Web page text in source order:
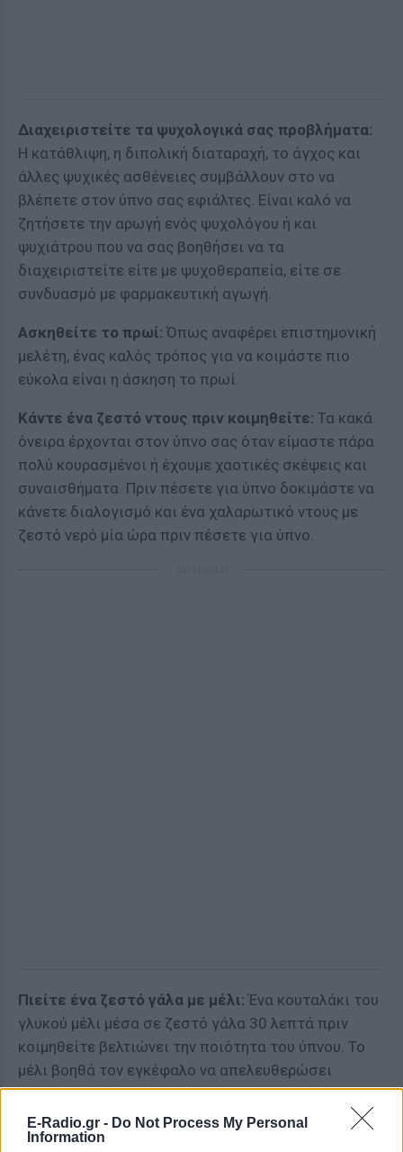
E-Radio.gr - Do Not Process My Personal
Information
Διαχειριστείτε τα ψυχολογικά σας προβλήματα:
Η κατάθλιψη, η διπολική διαταραχή, το άγχος και
άλλες ψυχικές ασθένειες συμβάλλουν στο να
βλέπετε στον ύπνο σας εφιάλτες. Είναι καλό να
ζητήσετε την αρωγή ενός ψυχολόγου ή και
ψυχιάτρου που να σας βοηθήσει να τα
διαχειριστείτε είτε με ψυχοθεραπεία, είτε σε
συνδυασμό με φαρμακευτική αγωγή.
Ασκηθείτε το πρωί: Όπως αναφέρει επιστημονική
μελέτη, ένας καλός τρόπος για να κοιμάστε πιο
εύκολα είναι η άσκηση το πρωί.
Κάντε ένα ζεστό ντους πριν κοιμηθείτε: Τα κακά
όνειρα έρχονται στον ύπνο σας όταν είμαστε πάρα
πολύ κουρασμένοι ή έχουμε χαοτικές σκέψεις και
συναισθήματα. Πριν πέσετε για ύπνο δοκιμάστε να
κάνετε διαλογισμό και ένα χαλαρωτικό ντους με
ζεστό νερό μία ώρα πριν πέσετε για ύπνο.
Πιείτε ένα ζεστό γάλα με μέλι: Ένα κουταλάκι του
γλυκού μέλι μέσα σε ζεστό γάλα 30 λεπτά πριν
κοιμηθείτε βελτιώνει την ποιότητα του ύπνου. Το
μέλι βοηθά τον εγκέφαλο να απελευθερώσει
περισσότερη τρυπτοφάνη που στη συνέχεια θα
μετατραπεί σε σεροτονίνη, την ορμόνη που σας
βοηθά να κοιμηθείτε σαν πουλάκι.